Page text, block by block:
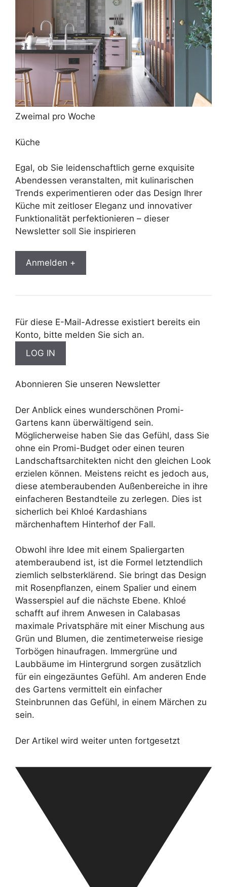
Zweimal pro Woche
Küche
Egal, ob Sie leidenschaftlich gerne exquisite
Abendessen veranstalten, mit kulinarischen
Trends experimentieren oder das Design Ihrer
Küche mit zeitloser Eleganz und innovativer
Funktionalität perfektionieren – dieser
Newsletter soll Sie inspirieren
Anmelden +
Für diese E-Mail-Adresse existiert bereits ein
Konto, bitte melden Sie sich an.
Abonnieren Sie unseren Newsletter
Der Anblick eines wunderschönen Promi-
Gartens kann überwältigend sein.
Möglicherweise haben Sie das Gefühl, dass Sie
ohne ein Promi-Budget oder einen teuren
Landschaftsarchitekten nicht den gleichen Look
erzielen können. Meistens reicht es jedoch aus,
diese atemberaubenden Außenbereiche in ihre
einfacheren Bestandteile zu zerlegen. Dies ist
sicherlich bei Khloé Kardashians
märchenhaftem Hinterhof der Fall.
Obwohl ihre Idee mit einem Spaliergarten
atemberaubend ist, ist die Formel letztendlich
ziemlich selbsterklärend. Sie bringt das Design
mit Rosenpflanzen, einem Spalier und einem
Wasserspiel auf die nächste Ebene. Khloé
schafft auf ihrem Anwesen in Calabasas
maximale Privatsphäre mit einer Mischung aus
Grün und Blumen, die zentimeterweise riesige
Torbögen hinaufragen. Immergrüne und
Laubbäume im Hintergrund sorgen zusätzlich
für ein eingezäuntes Gefühl. Am anderen Ende
des Gartens vermittelt ein einfacher
Steinbrunnen das Gefühl, in einem Märchen zu
sein.
Der Artikel wird weiter unten fortgesetzt